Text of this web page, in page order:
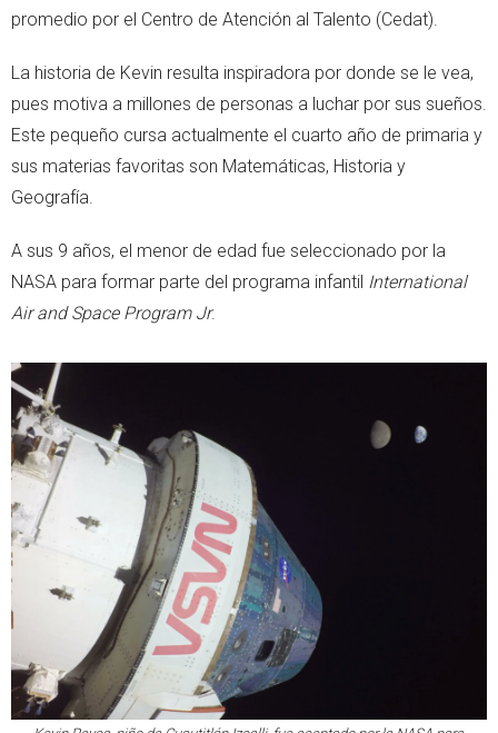
promedio por el Centro de Atención al Talento (Cedat).
La historia de Kevin resulta inspiradora por donde se le vea,
pues motiva a millones de personas a luchar por sus sueños.
Este pequeño cursa actualmente el cuarto año de primaria y
sus materias favoritas son Matemáticas, Historia y
Geografía.
A sus 9 años, el menor de edad fue seleccionado por la
NASA para formar parte del programa infantil International
Air and Space Program Jr.